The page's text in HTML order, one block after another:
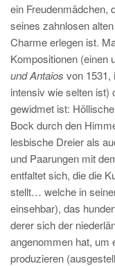
ein Freudenmädchen,
seines zahnlosen
Charme erlegen ist.
Kompositionen (einen
und Antaios von 1531,
intensiv wie selten ist)
gewidmet ist:
Bock durch den
lesbische Dreier als
und Paarungen mit
entfaltet sich, die die
stellt… welche in
einsehbar), das
derer sich der
angenommen hat, um
produzieren